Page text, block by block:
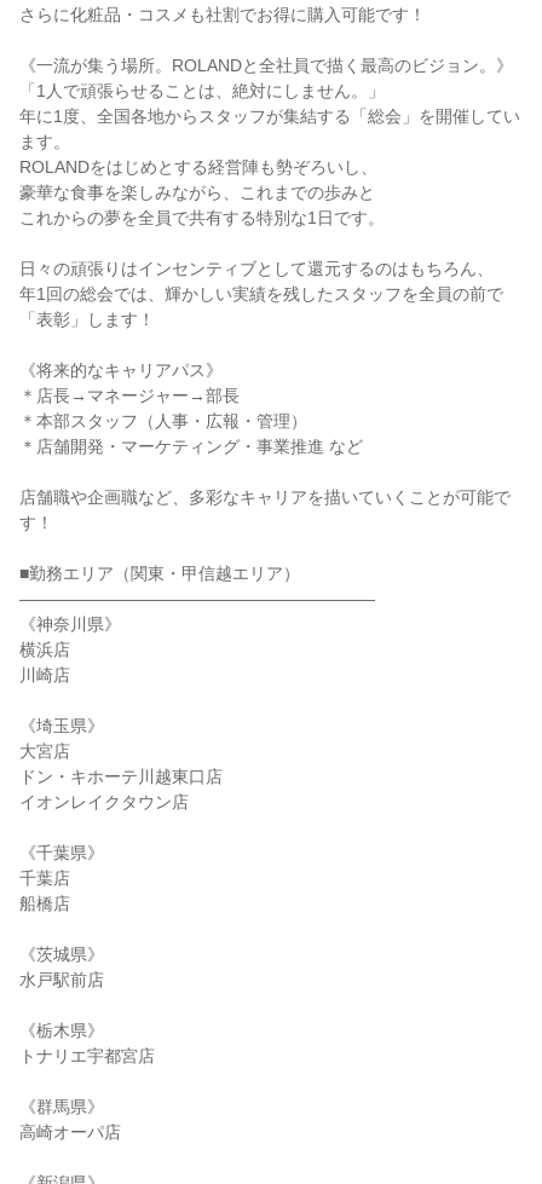
さらに化粧品・コスメも社割でお得に購入可能です！
《一流が集う場所。ROLANDと全社員で描く最高のビジョン。》
「1人で頑張らせることは、絶対にしません。」
年に1度、全国各地からスタッフが集結する「総会」を開催してい
ます。
ROLANDをはじめとする経営陣も勢ぞろいし、
豪華な食事を楽しみながら、これまでの歩みと
これからの夢を全員で共有する特別な1日です。
日々の頑張りはインセンティブとして還元するのはもちろん、
年1回の総会では、輝かしい実績を残したスタッフを全員の前で
「表彰」します！
《将来的なキャリアパス》
＊店長→マネージャー→部長
＊本部スタッフ（人事・広報・管理）
＊店舗開発・マーケティング・事業推進 など
店舗職や企画職など、多彩なキャリアを描いていくことが可能で
す！
■勤務エリア（関東・甲信越エリア）
―――――――――――――――――――――
《神奈川県》
横浜店
川崎店
《埼玉県》
大宮店
ドン・キホーテ川越東口店
イオンレイクタウン店
《千葉県》
千葉店
船橋店
《茨城県》
水戸駅前店
《栃木県》
トナリエ宇都宮店
《群馬県》
高崎オーパ店